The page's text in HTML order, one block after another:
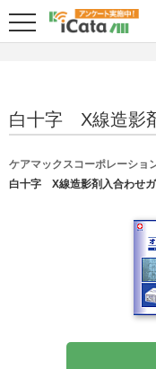
白十字 X線造影
ケアマックスコーポレーショ
白十字 X線造影剤入合わせ